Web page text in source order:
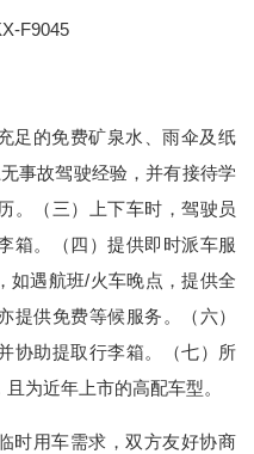
F9045
足的免费矿泉水、雨伞及纸
事故驾驶经验，并有接待学
。（三）上下车时，驾驶员
箱。（四）提供即时派车服
如遇航班/火车晚点，提供全
提供免费等候服务。（六）
协助提取行李箱。（七）所
为近年上市的高配车型。
时用车需求，双方友好协商